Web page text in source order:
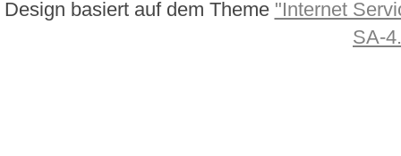
Design basiert auf dem Theme "Internet
SA-